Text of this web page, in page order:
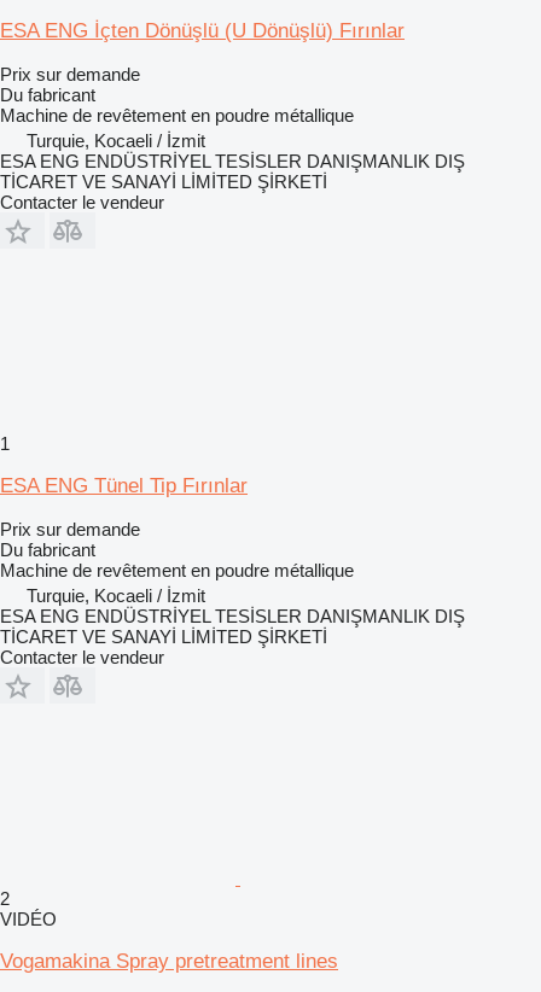
ESA ENG İçten Dönüşlü (U Dönüşlü) Fırınlar
Prix sur demande
Du fabricant
Machine de revêtement en poudre métallique
Turquie, Kocaeli / İzmit
ESA ENG ENDÜSTRİYEL TESİSLER DANIŞMANLIK DIŞ
TİCARET VE SANAYİ LİMİTED ŞİRKETİ
Contacter le vendeur
1
ESA ENG Tünel Tip Fırınlar
Prix sur demande
Du fabricant
Machine de revêtement en poudre métallique
Turquie, Kocaeli / İzmit
ESA ENG ENDÜSTRİYEL TESİSLER DANIŞMANLIK DIŞ
TİCARET VE SANAYİ LİMİTED ŞİRKETİ
Contacter le vendeur
2
VIDÉO
Vogamakina Spray pretreatment lines